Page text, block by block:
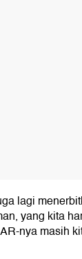
lagi
yang kita
nya masih